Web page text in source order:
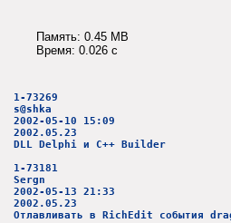
Память: 0.45 MB
Время: 0.026 c
1-73269
s@shka
2002-05-10 15:09
2002.05.23
DLL Delphi и C++ Builder
1-73181
Sergn
2002-05-13 21:33
2002.05.23
Отлавливать в RichEdit события